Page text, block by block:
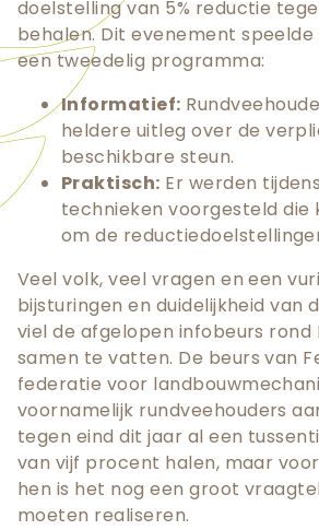
doelstelling van 5% reductie
behalen. Dit evenement
een tweedelig programma:
Informatief:
heldere uitleg over de
beschikbare steun.
Praktisch: Er werden
technieken voorgesteld die
om de
Veel volk, veel vragen en een
bijsturingen en duidelijkheid van
viel de afgelopen infobeurs rond
samen te vatten. De beurs van
federatie voor
voornamelijk rundveehouders
tegen eind dit jaar al een
van vijf procent halen, maar
hen is het nog een groot
moeten realiseren.